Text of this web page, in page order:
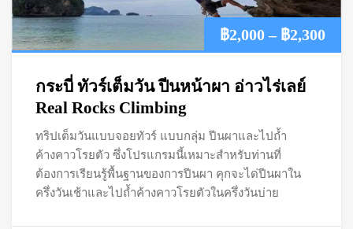
฿2,000 – ฿2,300
กระบี่ ทัวร์เต็มวัน ปีนหน้าผา อ่าวไร่เลย์
Real Rocks Climbing
ทริปเต็มวันแบบจอยทัวร์ แบบกลุ่ม ปีนผาและไปถ้ำ
ค้างคาวโรยตัว ซึ่งโปรแกรมนี้เหมาะสำหรับท่านที่
ต้องการเรียนรู้พื้นฐานของการปีนผา คุกจะได่ปีนผาใน
ครึ่งวันเช้าและไปถ้ำค้างคาวโรยตัวในครึ่งวันบ่าย